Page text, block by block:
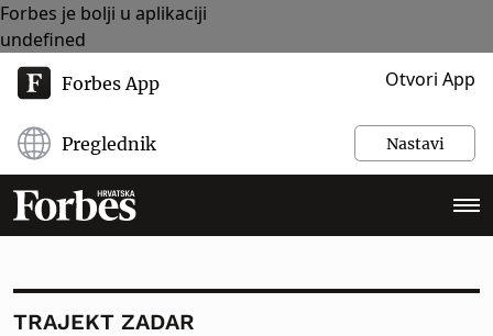
Forbes je bolji u aplikaciji
undefined
Forbes App Otvori App
Preglednik Nastavi
TRAJEKT ZADAR